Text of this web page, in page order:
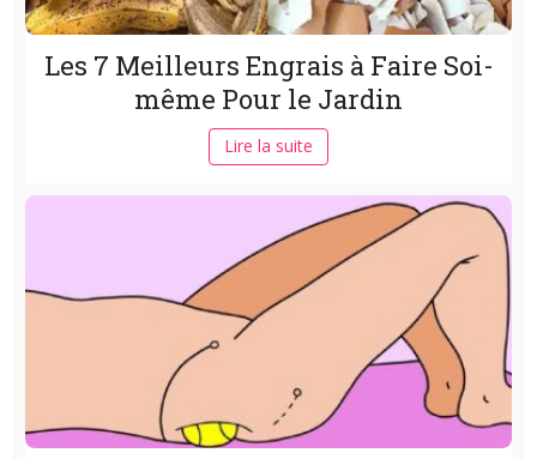
Les 7 Meilleurs Engrais à Faire Soi-
même Pour le Jardin
Lire la suite